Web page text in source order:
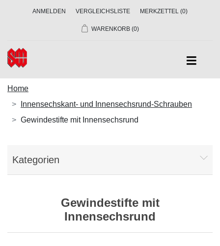
ANMELDEN VERGLEICHSLISTE MERKZETTEL (0)
WARENKORB (0)
Home
Innensechskant- und Innensechsrund-Schrauben
Gewindestifte mit Innensechsrund
Kategorien
Gewindestifte mit
Innensechsrund